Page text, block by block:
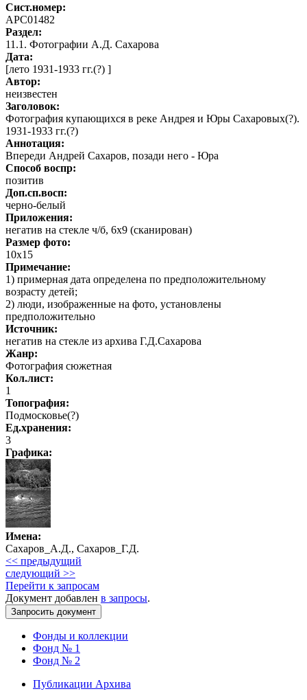
Сист.номер:
АРС01482
Раздел:
11.1. Фотографии А.Д. Сахарова
Дата:
[лето 1931-1933 гг.(?) ]
Автор:
неизвестен
Заголовок:
Фотография купающихся в реке Андрея и Юры Сахаровых(?).
1931-1933 гг.(?)
Аннотация:
Впереди Андрей Сахаров, позади него - Юра
Способ воспр:
позитив
Доп.сп.восп:
черно-белый
Приложения:
негатив на стекле ч/б, 6х9 (сканирован)
Размер фото:
10х15
Примечание:
1) примерная дата определена по предположительному
возрасту детей;
2) люди, изображенные на фото, установлены
предположительно
Источник:
негатив на стекле из архива Г.Д.Сахарова
Жанр:
Фотография сюжетная
Кол.лист:
1
Топография:
Подмосковье(?)
Ед.хранения:
3
Графика:
Имена:
Сахаров_А.Д., Сахаров_Г.Д.
<< предыдущий
следующий >>
Перейти к запросам
Документ добавлен в запросы.
Фонды и коллекции
Фонд № 1
Фонд № 2
Публикации Архива